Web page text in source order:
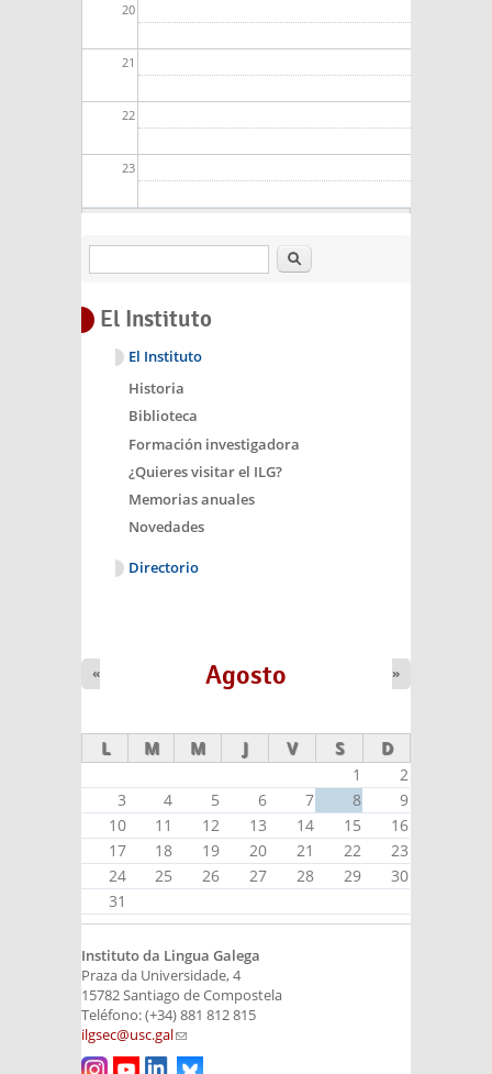
20
21
22
23
Buscar
El Instituto
El Instituto
Historia
Biblioteca
Formación investigadora
¿Quieres visitar el ILG?
Memorias anuales
Novedades
Directorio
Agosto
« »
L M M J V S D
1
2
3
4 5 6 7 8
9
10
11 12 13 14 15
16
17
18 19 20 21 22
23
24
25 26 27 28 29
30
31
Instituto da Lingua Galega
Praza da Universidade, 4
15782 Santiago de Compostela
Teléfono: (+34) 881 812 815
ilgsec@usc.gal(link sends e-mail)